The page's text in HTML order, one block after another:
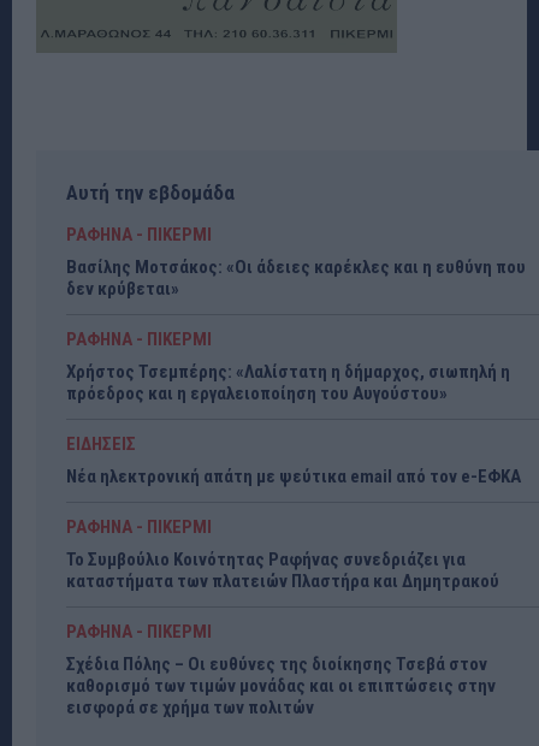
Αυτή την εβδομάδα
ΡΑΦΗΝΑ - ΠΙΚΕΡΜΙ
Βασίλης Μοτσάκος: «Οι άδειες καρέκλες και η ευθύνη που
δεν κρύβεται»
ΡΑΦΗΝΑ - ΠΙΚΕΡΜΙ
Χρήστος Τσεμπέρης: «Λαλίστατη η δήμαρχος, σιωπηλή η
πρόεδρος και η εργαλειοποίηση του Αυγούστου»
ΕΙΔΗΣΕΙΣ
Νέα ηλεκτρονική απάτη με ψεύτικα email από τον e-ΕΦΚΑ
ΡΑΦΗΝΑ - ΠΙΚΕΡΜΙ
Το Συμβούλιο Κοινότητας Ραφήνας συνεδριάζει για
καταστήματα των πλατειών Πλαστήρα και Δημητρακού
ΡΑΦΗΝΑ - ΠΙΚΕΡΜΙ
Σχέδια Πόλης – Οι ευθύνες της διοίκησης Τσεβά στον
καθορισμό των τιμών μονάδας και οι επιπτώσεις στην
εισφορά σε χρήμα των πολιτών